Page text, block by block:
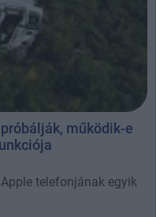
működik-e
telefonjának egyik